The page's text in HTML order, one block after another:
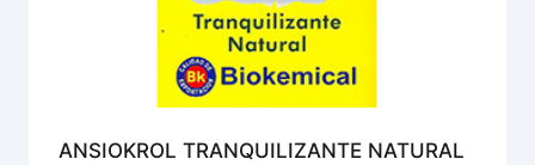
ANSIOKROL TRANQUILIZANTE NATURAL